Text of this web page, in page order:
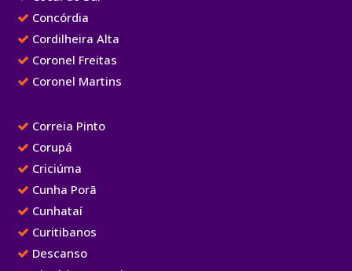
Concórdia
Cordilheira Alta
Coronel Freitas
Coronel Martins
Correia Pinto
Corupá
Criciúma
Cunha Porã
Cunhataí
Curitibanos
Descanso